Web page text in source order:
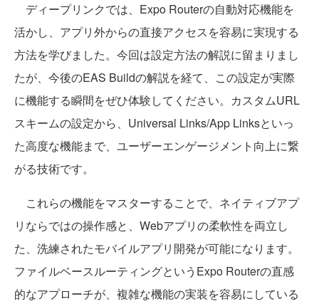
ディープリンクでは、Expo Routerの自動対応機能を
活かし、アプリ外からの直接アクセスを容易に実現する
方法を学びました。今回は設定方法の解説に留まりまし
たが、今後のEAS Buildの解説を経て、この設定が実際
に機能する瞬間をぜひ体験してください。カスタムURL
スキームの設定から、Universal Links/App Linksといっ
た高度な機能まで、ユーザーエンゲージメント向上に繋
がる技術です。
これらの機能をマスターすることで、ネイティブアプ
リならではの操作感と、Webアプリの柔軟性を両立し
た、洗練されたモバイルアプリ開発が可能になります。
ファイルベースルーティングというExpo Routerの直感
的なアプローチが、複雑な機能の実装を容易にしている